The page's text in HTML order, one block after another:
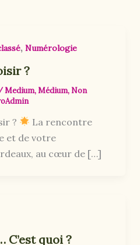
, Numérologie
?
Medium,Médium,Non
?
La rencontre
et de votre
au cœur de […]
quoi ?